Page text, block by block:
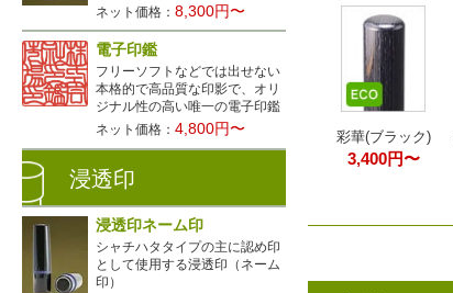
彩華(ブラック)
3,400円〜
ネット価格：8,300円〜
電子印鑑
フリーソフトなどでは出せない
本格的で高品質な印影で、オリ
ジナル性の高い唯一の電子印鑑
ネット価格：4,800円〜
浸透印
浸透印ネーム印
シャチハタタイプの主に認め印
として使用する浸透印（ネーム
印）